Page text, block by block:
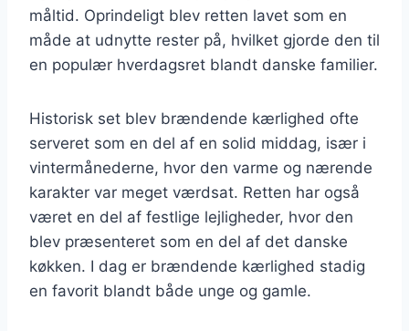
måltid. Oprindeligt blev retten lavet som en
måde at udnytte rester på, hvilket gjorde den til
en populær hverdagsret blandt danske familier.
Historisk set blev brændende kærlighed ofte
serveret som en del af en solid middag, især i
vintermånederne, hvor den varme og nærende
karakter var meget værdsat. Retten har også
været en del af festlige lejligheder, hvor den
blev præsenteret som en del af det danske
køkken. I dag er brændende kærlighed stadig
en favorit blandt både unge og gamle.